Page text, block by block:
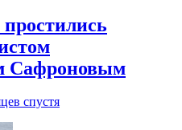
Сафроновым
спустя